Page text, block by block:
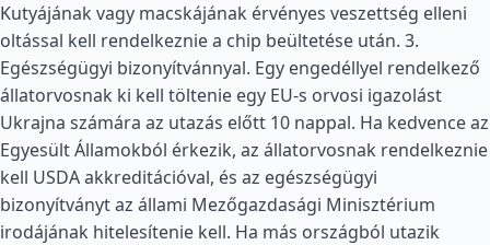
Kutyájának vagy macskájának érvényes veszettség elleni
oltással kell rendelkeznie a chip beültetése után. 3.
Egészségügyi bizonyítvánnyal. Egy engedéllyel rendelkező
állatorvosnak ki kell töltenie egy EU-s orvosi igazolást
Ukrajna számára az utazás előtt 10 nappal. Ha kedvence az
Egyesült Államokból érkezik, az állatorvosnak rendelkeznie
kell USDA akkreditációval, és az egészségügyi
bizonyítványt az állami Mezőgazdasági Minisztérium
irodájának hitelesítenie kell. Ha más országból utazik